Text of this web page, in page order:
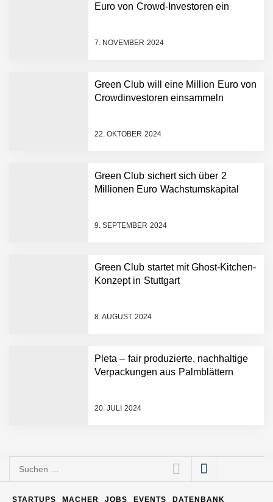
Euro von Crowd-Investoren ein
7. NOVEMBER 2024
Green Club will eine Million Euro von
Crowdinvestoren einsammeln
22. OKTOBER 2024
Green Club sichert sich über 2
Millionen Euro Wachstumskapital
9. SEPTEMBER 2024
Green Club startet mit Ghost-Kitchen-
Konzept in Stuttgart
8. AUGUST 2024
Pleta – fair produzierte, nachhaltige
Verpackungen aus Palmblättern
20. JULI 2024
Restrukturierung: Green
Investoren ein
Green Club will eine Million
Wachstumskapital
Stuttgart
nachhaltige Verpackungen
aus Palmblättern
erfolgreich
jetzt beantwortet dir die
Choosy KI diese Frage
geht an die Börse
Suchen
STARTUPS MACHER JOBS EVENTS DATENBANK